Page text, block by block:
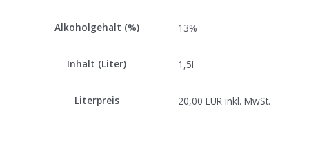
Alkoholgehalt (%) 13%
Inhalt (Liter) 1,5l
Literpreis 20,00 EUR inkl. MwSt.